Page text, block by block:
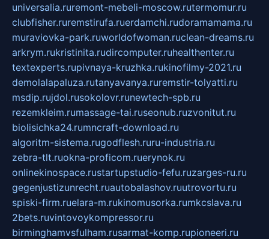
universalia.ruremont-mebeli-moscow.rutermomur.ru
clubfisher.ruremstirufa.ruerdamchi.rudoramamama.ru
muraviovka-park.ruworldofwoman.ruclean-dreams.ru
arkrym.rukristinita.rudircomputer.ruhealthenter.ru
textexperts.rupivnaya-kruzhka.rukinofilmy-2021.ru
demolalapaluza.rutanyavanya.ruremstir-tolyatti.ru
msdip.rujdol.rusokolovr.runewtech-spb.ru
rezemkleim.rumassage-tai.ruseonub.ruzvonitut.ru
biolisichka24.rumncraft-download.ru
algoritm-sistema.rugodflesh.ruru-industria.ru
zebra-tlt.ruokna-proficom.ruerynok.ru
onlinekinospace.rustartupstudio-fefu.ruzarges-ru.ru
gegenjustizunrecht.ruautobalashov.ruutrovortu.ru
spiski-firm.ruelara-m.rukinomusorka.rumkcslava.ru
2bets.ruvintovoykompressor.ru
birminghamvsfulham.rusarmat-komp.rupioneeri.ru